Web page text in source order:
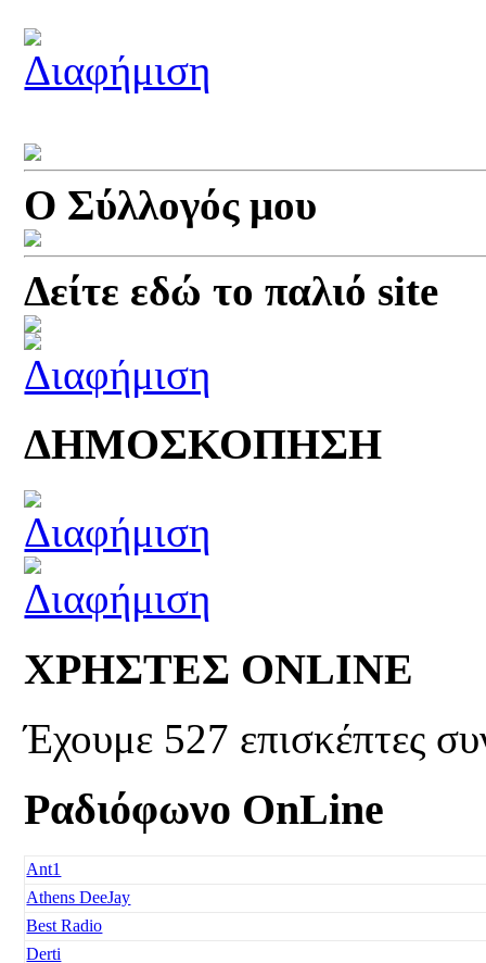
Ο Σύλλογός μου
Δείτε εδώ το παλιό site
ΔΗΜΟΣΚΟΠΗΣΗ
ΧΡΗΣΤΕΣ ONLINE
Έχουμε 527 επισκέπτες
Ραδιόφωνο OnLine
Ant1
Athens DeeJay
Best Radio
Derti